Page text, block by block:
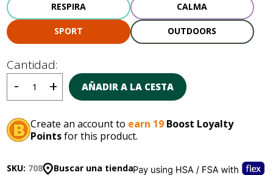
RESPIRA CALMA
SPORT OUTDOORS
Cantidad:
AÑADIR A LA CESTA
Create an account to earn 19 Boost Loyalty
Pointsfor this product.
SKU: 708 Buscar una tienda